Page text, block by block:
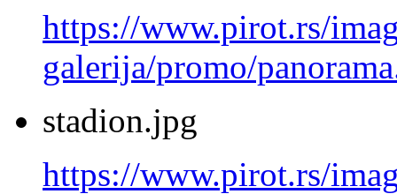
https://www.pirot.rs/
galerija/promo/
stadion.jpg
https://www.pirot.rs/